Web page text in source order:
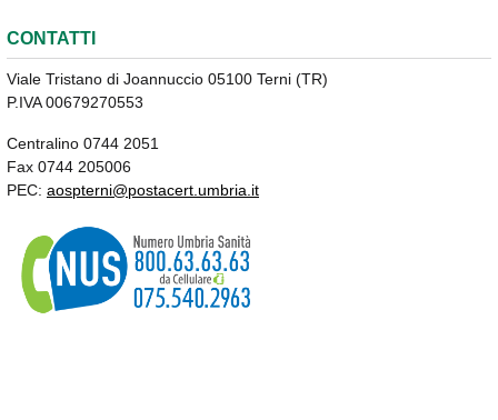
CONTATTI
Viale Tristano di Joannuccio 05100 Terni (TR)
P.IVA 00679270553
Centralino 0744 2051
Fax 0744 205006
PEC: aospterni@postacert.umbria.it